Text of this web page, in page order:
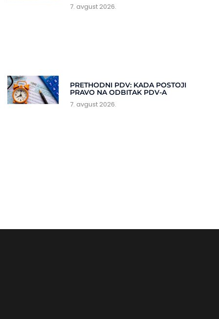
7. avgust 2026.
PRETHODNI PDV: KADA POSTOJI
PRAVO NA ODBITAK PDV-A
7. avgust 2026.